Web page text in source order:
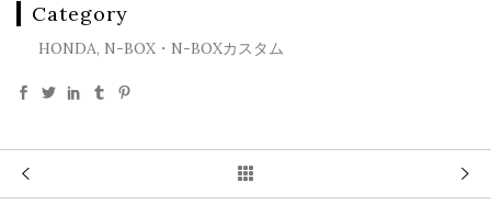
Category
HONDA, N-BOX・N-BOXカスタム